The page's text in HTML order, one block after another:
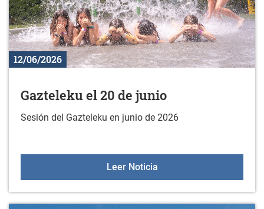
12/06/2026
Gazteleku el 20 de junio
Sesión del Gazteleku en junio de 2026
Leer NoticiaGazteleku el 20 de junio